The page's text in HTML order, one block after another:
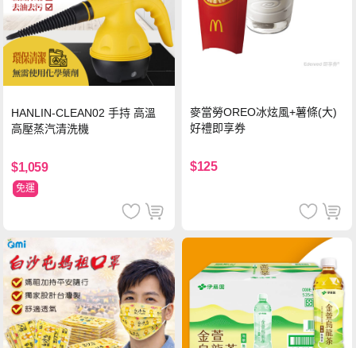
HANLIN-CLEAN02 手持 高溫
高壓蒸汽清洗機
$1,059
免運
麥當勞OREO冰炫風+薯條(大)
好禮即享券
$125